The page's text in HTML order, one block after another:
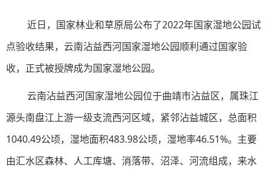
近日，国家林业和草原局公布了2022年国家湿地公园试
点验收结果，云南沾益西河国家湿地公园顺利通过国家验
收，正式被授牌成为国家湿地公园。
云南沾益西河国家湿地公园位于曲靖市沾益区，属珠江
源头南盘江上游一级支流西河区域，紧邻沾益城区，总面积
1040.49公顷，湿地面积483.98公顷，湿地率46.51%。主要
由汇水区森林、人工库塘、消落带、沼泽、河流组成，来水